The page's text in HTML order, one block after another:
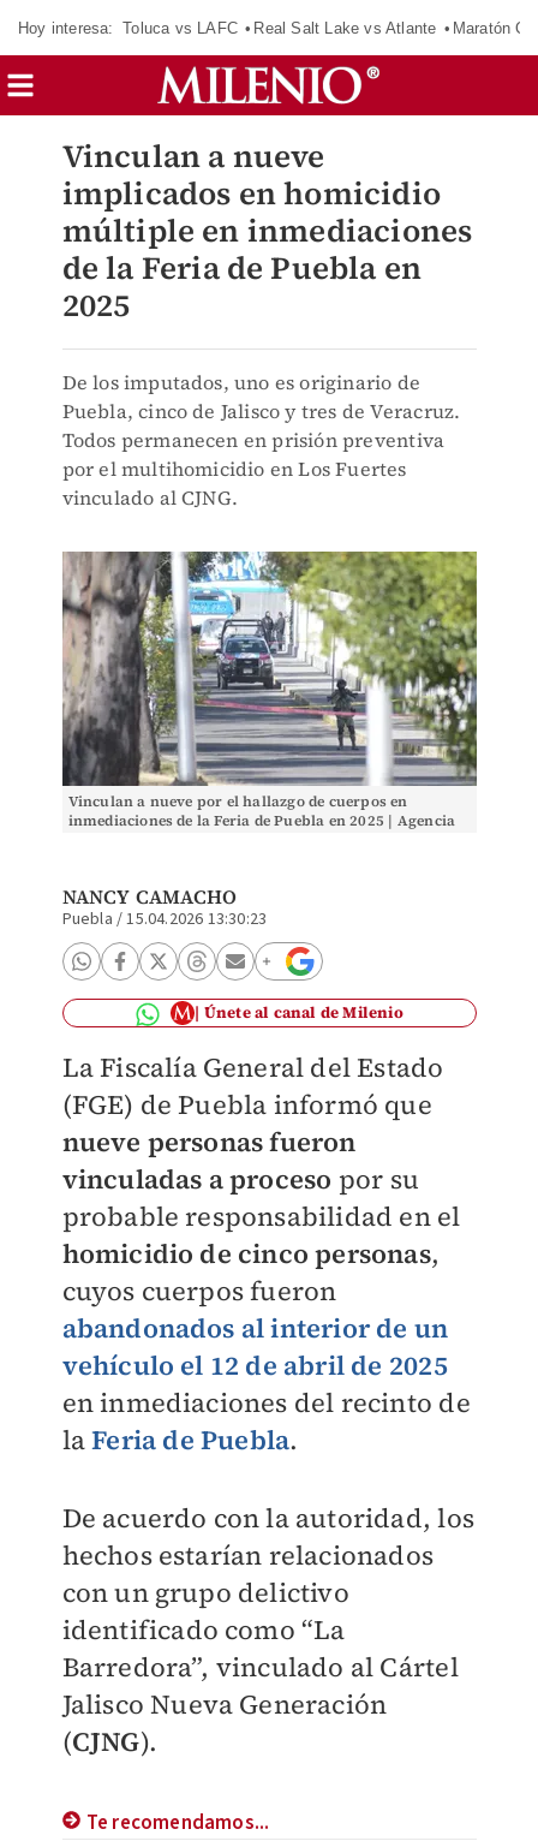
Hoy interesa: Toluca vs LAFC Real Salt Lake vs Atlante Maratón
Vinculan a nueve
implicados en homicidio
múltiple en inmediaciones
de la Feria de Puebla en
2025
De los imputados, uno es originario de
Puebla, cinco de Jalisco y tres de Veracruz.
Todos permanecen en prisión preventiva
por el multihomicidio en Los Fuertes
vinculado al CJNG.
Vinculan a nueve por el hallazgo de cuerpos en
inmediaciones de la Feria de Puebla en 2025 | Agencia
NANCY CAMACHO
Puebla /15.04.2026 13:30:23
Únete al canal de Milenio
La Fiscalía General del Estado
(FGE) de Puebla informó que
nueve personas fueron
vinculadas a proceso por su
probable responsabilidad en el
homicidio de cinco personas,
cuyos cuerpos fueron
abandonados al interior de un
vehículo el 12 de abril de 2025
en inmediaciones del recinto de
laFeria de Puebla.
De acuerdo con la autoridad, los
hechos estarían relacionados
con un grupo delictivo
identificado como “La
Barredora”, vinculado al Cártel
Jalisco Nueva Generación
(CJNG).
Te recomendamos...